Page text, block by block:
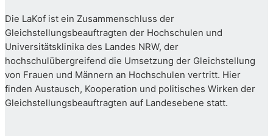
Die LaKof ist ein Zusammenschluss der
Gleichstellungsbeauftragten der Hochschulen und
Universitätsklinika des Landes NRW, der
hochschulübergreifend die Umsetzung der Gleichstellung
von Frauen und Männern an Hochschulen vertritt. Hier
finden Austausch, Kooperation und politisches Wirken der
Gleichstellungsbeauftragten auf Landesebene statt.